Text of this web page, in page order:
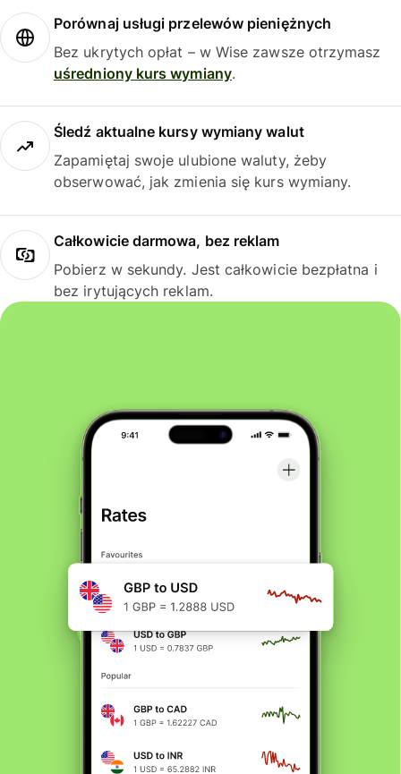
Porównaj usługi przelewów pieniężnych
Bez ukrytych opłat – w Wise zawsze otrzymasz
uśredniony kurs wymiany.
Śledź aktualne kursy wymiany walut
Zapamiętaj swoje ulubione waluty, żeby
obserwować, jak zmienia się kurs wymiany.
Całkowicie darmowa, bez reklam
Pobierz w sekundy. Jest całkowicie bezpłatna i
bez irytujących reklam.